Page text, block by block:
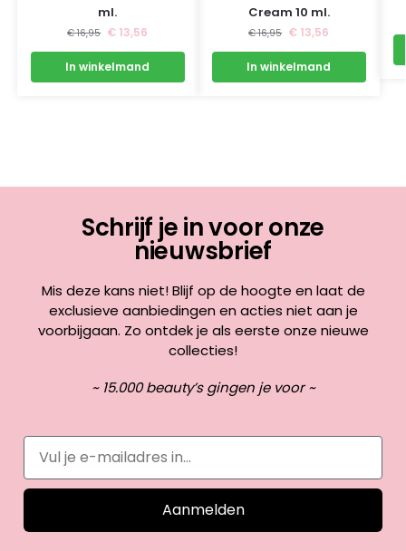
ml.
€16,95 € 13,56
In winkelmand
Cream 10 ml.
€16,95 € 13,56
In winkelmand
Schrijf je in voor onze
nieuwsbrief
Mis deze kans niet! Blijf op de hoogte en laat de
exclusieve aanbiedingen en acties niet aan je
voorbijgaan. Zo ontdek je als eerste onze nieuwe
collecties!
~ 15.000 beauty’s gingen je voor ~
Aanmelden